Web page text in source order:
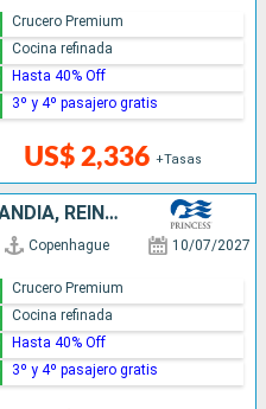
US$ 2,336 +Tasas
Crucero Premium
Cocina refinada
Hasta 40% Off
3º y 4º pasajero gratis
NORUEGA, DINAMARCA, ISLANDIA, REINO UNIDO
Copenhague 10/07/2027
Crucero Premium
Cocina refinada
Hasta 40% Off
3º y 4º pasajero gratis